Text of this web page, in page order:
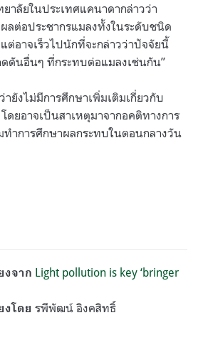
าลัยในประเทศแคนาดากล่าวว่า
ลต่อประชากรแมลงทั้งในระดับชนิด
ต่อาจเร็วไปนักที่จะกล่าวว่าปัจจัยนี้
ดันอื่นๆ ที่กระทบต่อแมลงเช่นกัน”
ยังไม่มีการศึกษาเพิ่มเติมเกี่ยวกับ
ดยอาจเป็นสาเหตุมาจากอคติทางการ
ำการศึกษาผลกระทบในตอนกลางวัน
งจาก Light pollution is key ‘bringer
งโดย รพีพัฒน์ อิงคสิทธิ์